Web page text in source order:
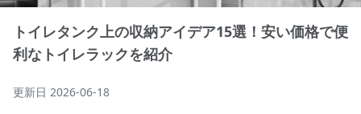
トイレタンク上の収納アイデア15選！安い価格で便
利なトイレラックを紹介
更新日 2026-06-18